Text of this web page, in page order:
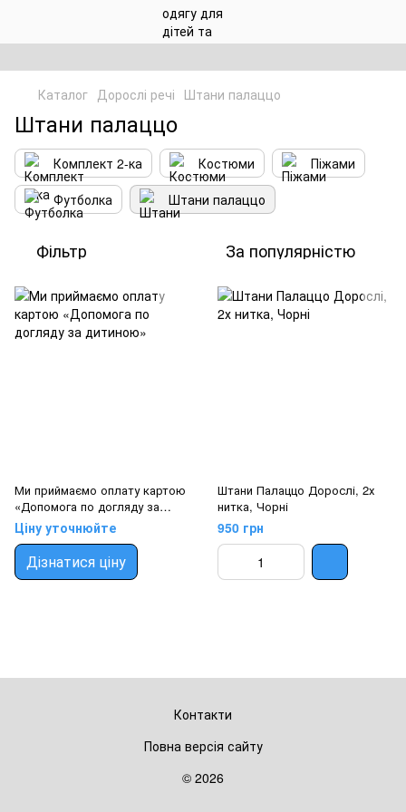
Каталог Дорослі речі Штани палаццо
Штани палаццо
Комплект 2-ка Костюми
Піжами
Футболка
Штани палаццо
Фільтр За популярністю
Ми приймаємо оплату картою
«Допомога по догляду за
дитиною»
Ціну уточнюйте
Дізнатися ціну
Штани Палаццо Дорослі, 2х
нитка, Чорні
950 грн
Контакти
Повна версія сайту
© 2026